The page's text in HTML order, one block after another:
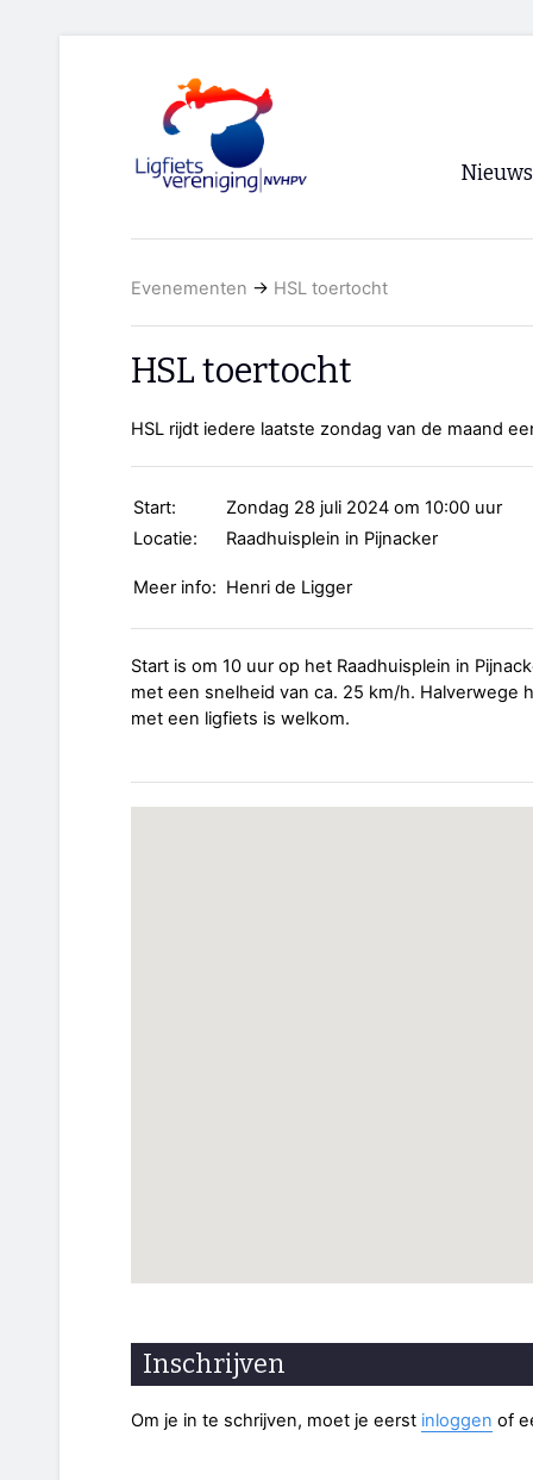
Nieuws
Evenementen → HSL toertocht
HSL toertocht
HSL rijdt iedere laatste zondag van de maand
Start:
Zondag 28 juli 2024 om 10:00 uur
Locatie:
Raadhuisplein in Pijnacker
Meer info: Henri de Ligger
Start is om 10 uur op het Raadhuisplein in
met een snelheid van ca. 25 km/h.
met een ligfiets is welkom.
Inschrijven
Om je in te schrijven, moet je eerst inloggen of